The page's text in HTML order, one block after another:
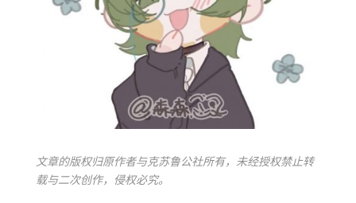
文章的版权归原作者与克苏鲁公社所有，未经授权禁止转
载与二次创作，侵权必究。